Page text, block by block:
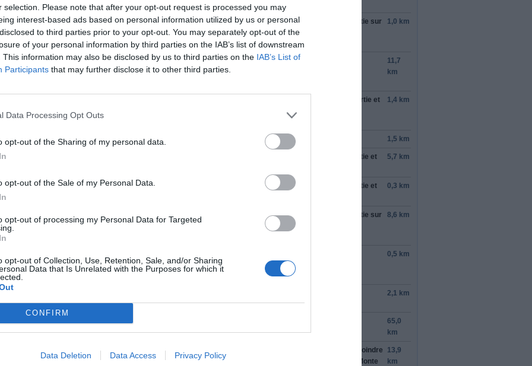
selection. Please note that after your opt-out request is processed you may
interest-based ads based on personal information utilized by us or personal
to third parties prior to your opt-out. You may separately opt-out of the
of your personal information by third parties on the IAB’s list of downstream
This information may also be disclosed by us to third parties on the IAB’s List of
Participants that may further disclose it to other third parties.
Data Processing Opt Outs
opt-out of the Sharing of my personal data.
opt-out of the Sale of my Personal Data.
opt-out of processing my Personal Data for Targeted
opt-out of Collection, Use, Retention, Sale, and/or Sharing
Data that Is Unrelated with the Purposes for which it
CONFIRM
Data Deletion Data Access Privacy Policy
27. Au rond-point, prendre la
sortie sur
Avenue de la République
Continuer de suivre D2
1,0 km
28. Prendreà droite
11,7
km
sortie et
continuer sur
1,4 km
Continuer sur 1,5 km
sortie et
5,7 km
Au rond-point, prendre la
sortie et
0,3 km
Au rond-point, prendre la
sortie sur
Via Roma
SS24
8,6 km
Torino
Bardonecchia
Route avec sections à péage
0,5 km
Route à péage
2,1 km
Route à péage
65,0
km
et rejoindre
Monte
13,9
km